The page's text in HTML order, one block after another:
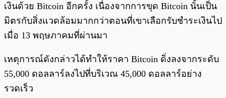
เงินด้วย Bitcoin อีกครั้ง เนื่องจากการขุด Bitcoin นั้นเป็น
มิตรกับสิ่งแวดล้อมมากกว่าตอนที่เขาเลือกรับชำระเงินไป
เมื่อ 13 พฤษภาคมที่ผ่านมา
เหตุการณ์ดังกล่าวได้ทำให้ราคา Bitcoin ดิ่งลงจากระดับ
55,000 ดอลลาร์ลงไปที่บริเวณ 45,000 ดอลลาร์อย่าง
รวดเร็ว